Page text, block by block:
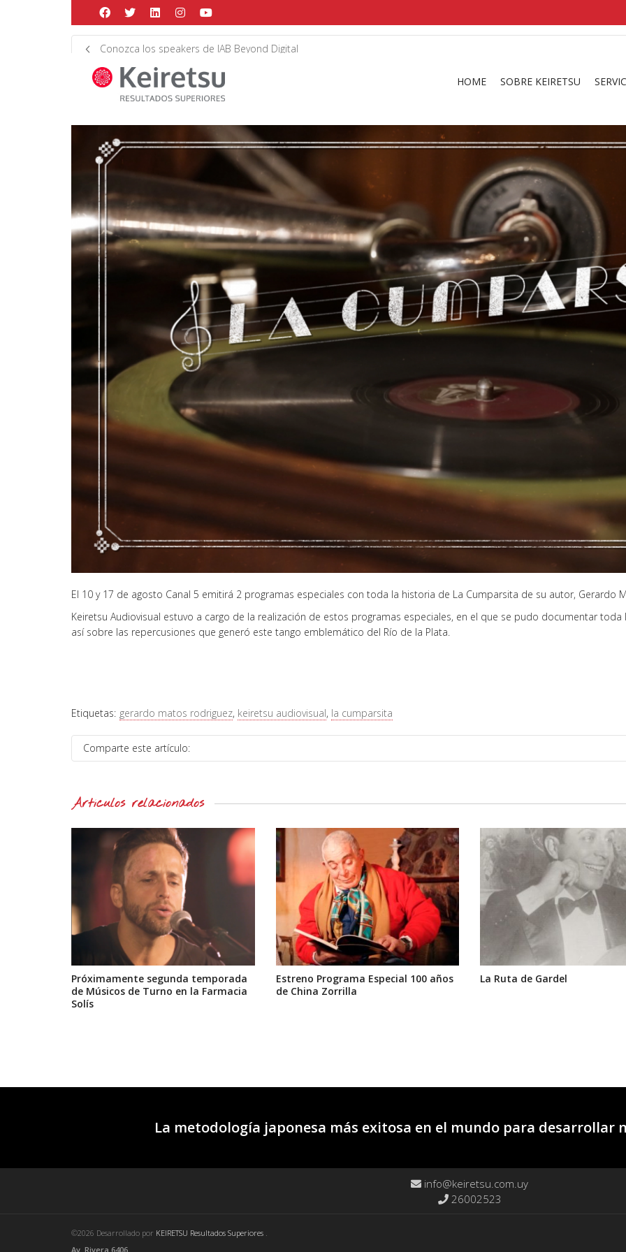
Help me Dante! I'm looking for newshirtsin a sizemediumthat cost between £ .
HOME SOBRE KEIRETSU
Conozca los speakers de IAB Beyond Digital
Posted by Martín Gonzalezonagosto 6, 2021
El 10 y 17 de agosto Canal 5 emitirá 2 programas especiales con toda la historia de La Cumparsita de su autor, Gerardo
Keiretsu Audiovisual estuvo a cargo de la realización de estos programas especiales, en el que se pudo documentar
así sobre las repercusiones que generó este tango emblemático del Río de la Plata.
Etiquetas: gerardo matos rodriguez, keiretsu audiovisual, la cumparsita
Comparte este artículo:
Artículos relacionados
Próximamente segunda temporada
de Músicos de Turno en la Farmacia
Solís
Estreno Programa Especial 100 años
de China Zorrilla
La Ruta de Gardel
La metodología japonesa más exitosa en el mundo para desarrollar
info@keiretsu.com.uy
26002523
©2026 Desarrollado por KEIRETSU Resultados Superiores .
Av. Rivera 6406